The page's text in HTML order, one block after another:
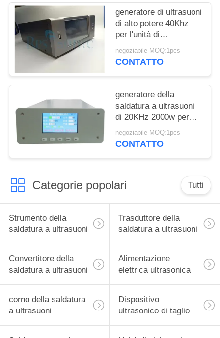
generatore di ultrasuoni
di alto potere 40Khz
per l'unità di
elaborazione liquida
tagliente di saldatura
negoziabile MOQ:1pcs
CONTATTO
generatore della
saldatura a ultrasuoni
di 20KHz 2000w per
l'affettatrice della
maschera
negoziabile MOQ:1pcs
CONTATTO
Categorie popolari Tutti
Strumento della
saldatura a ultrasuoni
Trasduttore della
saldatura a ultrasuoni
Convertitore della
saldatura a ultrasuoni
Alimentazione
elettrica ultrasonica
corno della saldatura
a ultrasuoni
Dispositivo
ultrasonico di taglio